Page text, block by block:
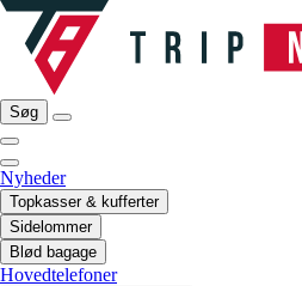
Søg
Nyheder
Topkasser & kufferter
Sidelommer
Blød bagage
Hovedtelefoner